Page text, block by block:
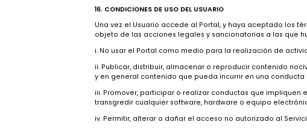
Marketplace estará limitada estrictamente al
No obstante, y salvo disposición legal en sentido
• Pérdidas de ingresos o ventas:
• Pérdida de negocio;
• Lucro cesante o pérdida de contratos;
• Pérdida de ahorros previstos;
• Pérdida de datos; y